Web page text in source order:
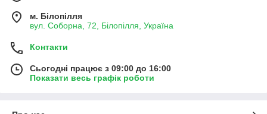
м. Білопілля
вул. Соборна, 72, Білопілля, Україна
Контакти
Сьогодні працює з 09:00 до 16:00
Показати весь графік роботи